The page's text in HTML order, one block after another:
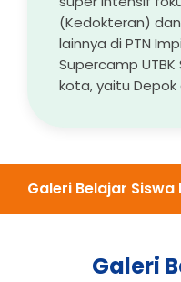
(Kedokteran)
lainnya di PTN
Supercamp
kota, yaitu
Galeri Belajar Siswa
Galeri